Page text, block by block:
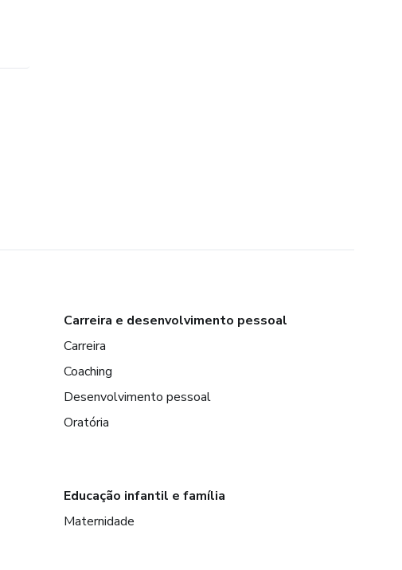
Carreira e desenvolvimento pessoal
Carreira
Coaching
Desenvolvimento pessoal
Oratória
Educação infantil e família
Maternidade